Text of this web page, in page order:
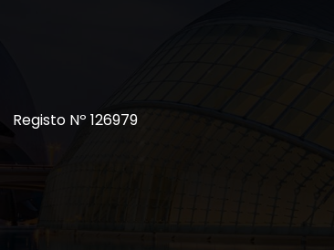
Registo Nº 126979